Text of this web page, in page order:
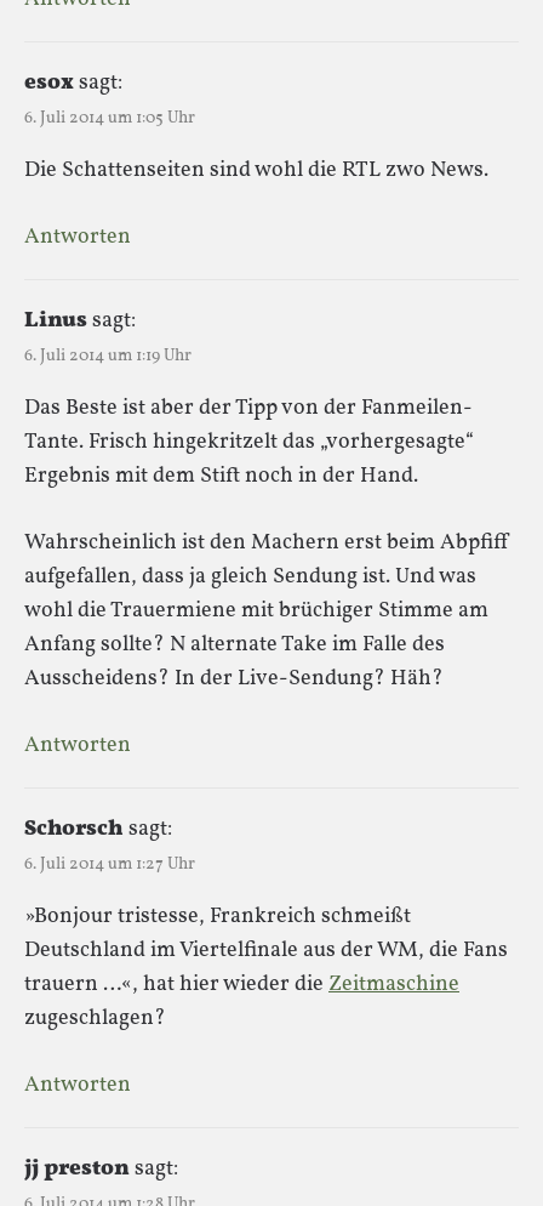
esoxsagt:
6. Juli 2014 um 1:05 Uhr
Die Schattenseiten sind wohl die RTL zwo News.
Antworten
Linussagt:
6. Juli 2014 um 1:19 Uhr
Das Beste ist aber der Tipp von der Fanmeilen-
Tante. Frisch hingekritzelt das „vorhergesagte“
Ergebnis mit dem Stift noch in der Hand.
Wahrscheinlich ist den Machern erst beim Abpfiff
aufgefallen, dass ja gleich Sendung ist. Und was
wohl die Trauermiene mit brüchiger Stimme am
Anfang sollte? N alternate Take im Falle des
Ausscheidens? In der Live-Sendung? Häh?
Antworten
Schorsch sagt:
6. Juli 2014 um 1:27 Uhr
»Bonjour tristesse, Frankreich schmeißt
Deutschland im Viertelfinale aus der WM, die Fans
trauern …«, hat hier wieder die Zeitmaschine
zugeschlagen?
Antworten
jj prestonsagt: